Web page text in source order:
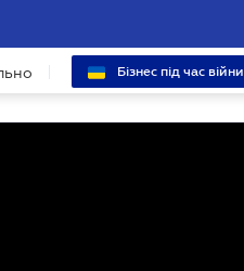
Бізнес під час війни